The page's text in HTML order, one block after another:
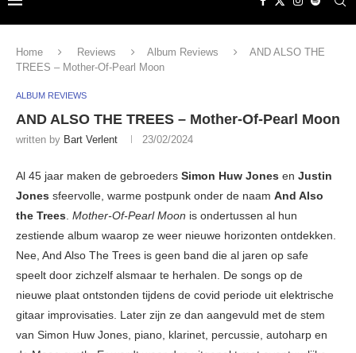
Home Reviews Album Reviews
AND ALSO THE
TREES – Mother-Of-Pearl Moon
ALBUM REVIEWS
AND ALSO THE TREES – Mother-Of-Pearl Moon
written by Bart Verlent 23/02/2024
Al 45 jaar maken de gebroeders Simon Huw Jones en Justin
Jones sfeervolle, warme postpunk onder de naam And Also
the Trees. Mother-Of-Pearl Moon is ondertussen al hun
zestiende album waarop ze weer nieuwe horizonten ontdekken.
Nee, And Also The Trees is geen band die al jaren op safe
speelt door zichzelf alsmaar te herhalen. De songs op de
nieuwe plaat ontstonden tijdens de covid periode uit elektrische
gitaar improvisaties. Later zijn ze dan aangevuld met de stem
van Simon Huw Jones, piano, klarinet, percussie, autoharp en